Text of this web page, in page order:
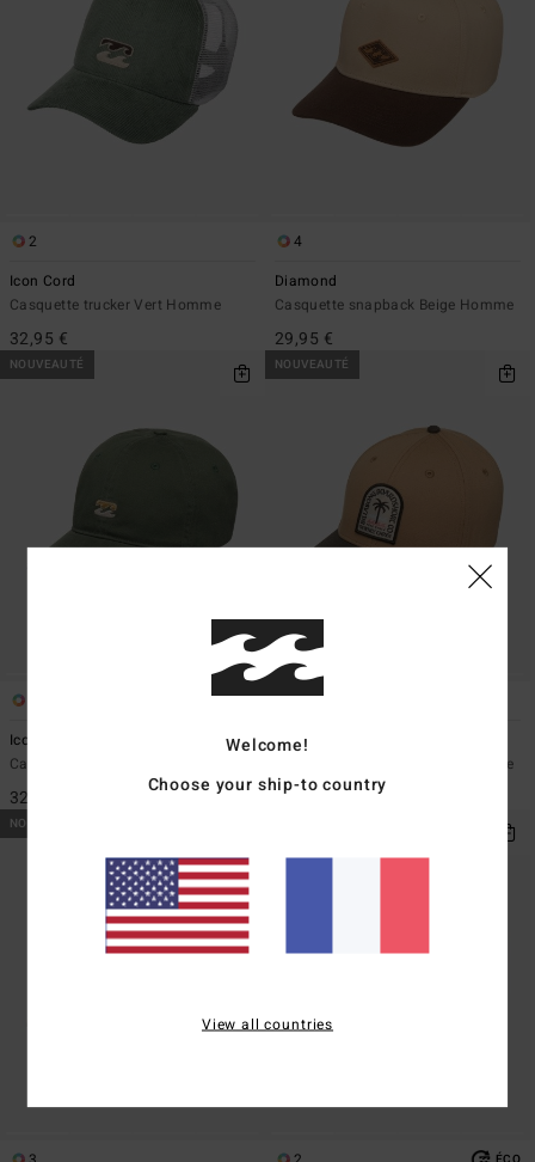
2
Icon Cord
Casquette trucker Vert Homme
32,95 €
4
Diamond
Casquette snapback Beige Homme
29,95 €
NOUVEAUTÉ
Icon
Casquette strapback Vert Homme
32,95 €
NOUVEAUTÉ
4
Patch
Casquette snapback Beige Homme
29,95 €
NOUVEAUTÉ
Welcome!
Choose your ship-to country
View all countries